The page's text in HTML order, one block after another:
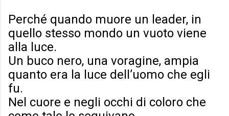
Perché quando muore un leader, in
quello stesso mondo un vuoto viene
alla luce.
Un buco nero, una voragine, ampia
quanto era la luce dell’uomo che egli
fu.
Nel cuore e negli occhi di coloro che